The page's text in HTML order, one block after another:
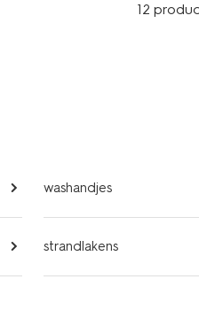
12
washandjes
strandlakens